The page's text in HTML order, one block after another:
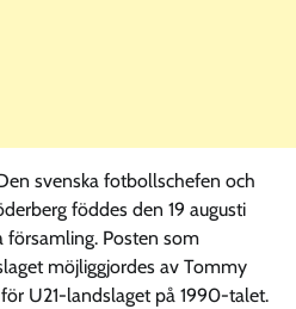
svenska fotbollschefen och
föddes den 19 augusti
Posten som
möjliggjordes av Tommy
U21-landslaget på 1990-talet.